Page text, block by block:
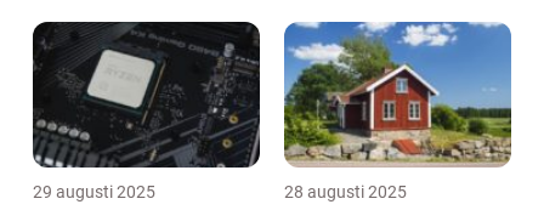
29 augusti 2025 28 augusti 2025